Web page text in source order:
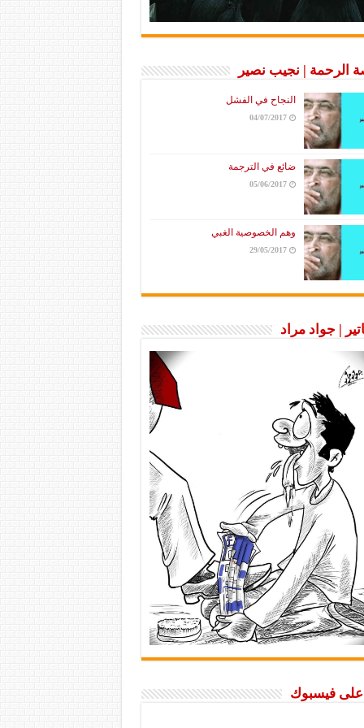
الرحمة | نجيب نصير
النجاح في الفشل
04/07/2017
ضائع في الترجمة
05/06/2017
وهم الخصوصية الغبي
29/05/2017
| جواد مراد
على فيسبوك